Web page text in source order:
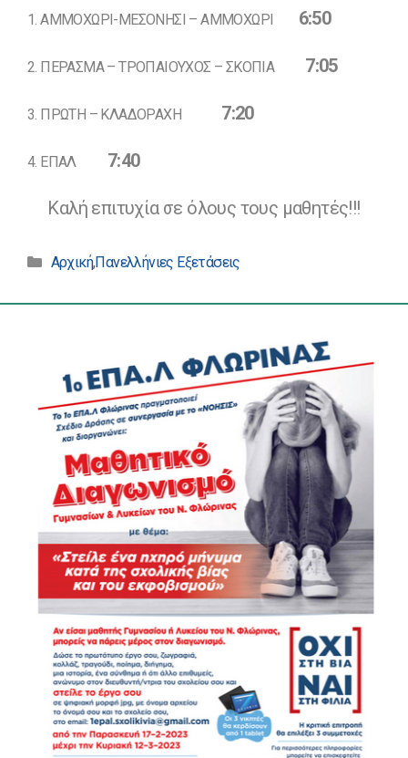
1. ΑΜΜΟΧΩΡΙ-ΜΕΣΟΝΗΣΙ – ΑΜΜΟΧΩΡΙ 6:50
2. ΠΕΡΑΣΜΑ – ΤΡΟΠΑΙΟΥΧΟΣ – ΣΚΟΠΙΑ 7:05
3. ΠΡΩΤΗ – ΚΛΑΔΟΡΑΧΗ 7:20
4. ΕΠΑΛ 7:40
Καλή επιτυχία σε όλους τους μαθητές!!!
Κατηγορίες
Αρχική,Πανελλήνιες Εξετάσεις